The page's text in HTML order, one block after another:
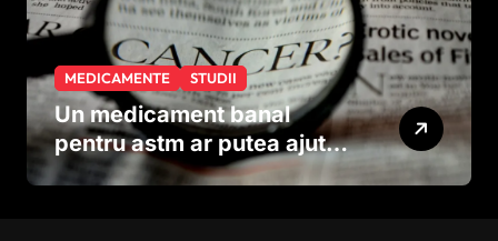
MEDICAMENTE STUDII
Un medicament banal
pentru astm ar putea ajuta
în lupta împotriva